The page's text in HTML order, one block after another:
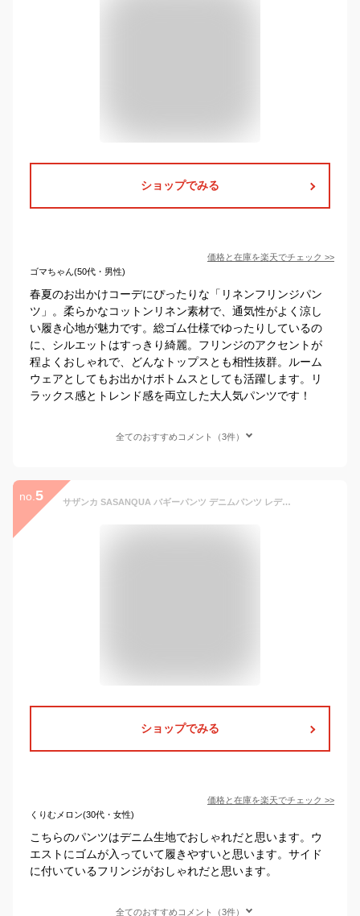
ショップでみる
価格と在庫を楽天でチェック >>
ゴマちゃん(50代・男性)
春夏のお出かけコーデにぴったりな「リネンフリンジパン
ツ」。柔らかなコットンリネン素材で、通気性がよく涼し
い履き心地が魅力です。総ゴム仕様でゆったりしているの
に、シルエットはすっきり綺麗。フリンジのアクセントが
程よくおしゃれで、どんなトップスとも相性抜群。ルーム
ウェアとしてもお出かけボトムスとしても活躍します。リ
ラックス感とトレンド感を両立した大人気パンツです！
全てのおすすめコメント（3件）
no. 5 サザンカ SASANQUA バギーパンツ デニムパンツ レディース サイドフリンジ ブラック/インディゴ M-L SIDE FRINGE DENIM PT
ショップでみる
価格と在庫を楽天でチェック >>
くりむメロン(30代・女性)
こちらのパンツはデニム生地でおしゃれだと思います。ウ
エストにゴムが入っていて履きやすいと思います。サイド
に付いているフリンジがおしゃれだと思います。
全てのおすすめコメント（3件）